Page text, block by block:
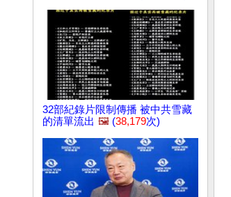
32部紀錄片限制傳播 被中共雪藏
的清單流出 🖼️ (38,179次)